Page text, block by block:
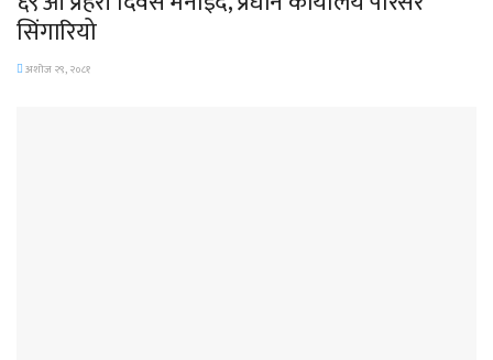
सिंगारियो
अशोज २९, २०८१